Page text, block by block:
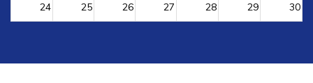
24 25 26 27 28 29 30